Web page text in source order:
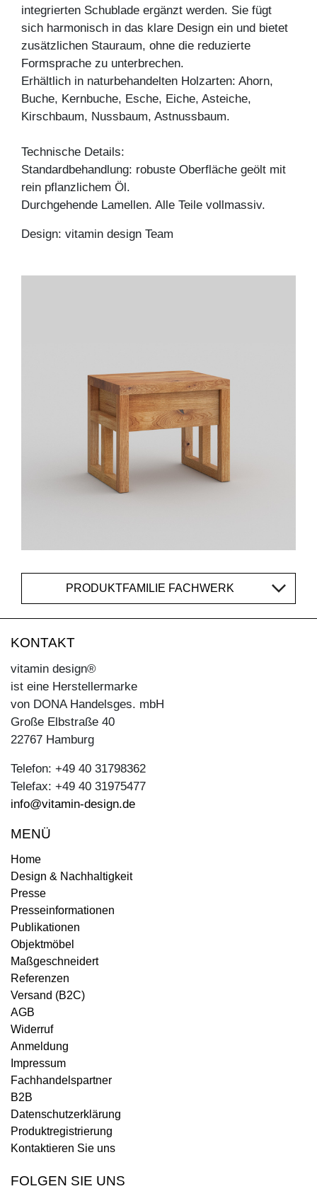
integrierten Schublade ergänzt werden. Sie fügt
sich harmonisch in das klare Design ein und bietet
zusätzlichen Stauraum, ohne die reduzierte
Formsprache zu unterbrechen.
Erhältlich in naturbehandelten Holzarten: Ahorn,
Buche, Kernbuche, Esche, Eiche, Asteiche,
Kirschbaum, Nussbaum, Astnussbaum.
Technische Details:
Standardbehandlung: robuste Oberfläche geölt mit
rein pflanzlichem Öl.
Durchgehende Lamellen. Alle Teile vollmassiv.
Design: vitamin design Team
PRODUKTFAMILIE FACHWERK
KONTAKT
vitamin design®
ist eine Herstellermarke
von DONA Handelsges. mbH
Große Elbstraße 40
22767 Hamburg
Telefon: +49 40 31798362
Telefax: +49 40 31975477
info@vitamin-design.de
MENÜ
Home
Design & Nachhaltigkeit
Presse
Presseinformationen
Publikationen
Objektmöbel
Maßgeschneidert
Referenzen
Versand (B2C)
AGB
Widerruf
Anmeldung
Impressum
Fachhandelspartner
B2B
Datenschutzerklärung
Produktregistrierung
Kontaktieren Sie uns
FOLGEN SIE UNS